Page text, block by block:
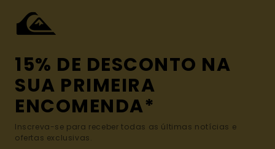
15% DE DESCONTO NA
SUA PRIMEIRA
ENCOMENDA*
Inscreva-se para receber todas as últimas notícias e
ofertas exclusivas.